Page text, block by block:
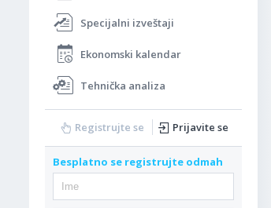
Specijalni izveštaji
Ekonomski kalendar
Tehnička analiza
Registrujte se Prijavite se
Besplatno se registrujte odmah